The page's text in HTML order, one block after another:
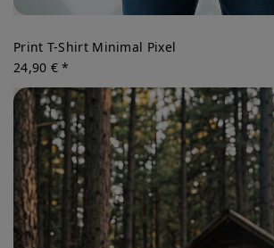
Print T-Shirt Minimal Pixel
24,90 € *